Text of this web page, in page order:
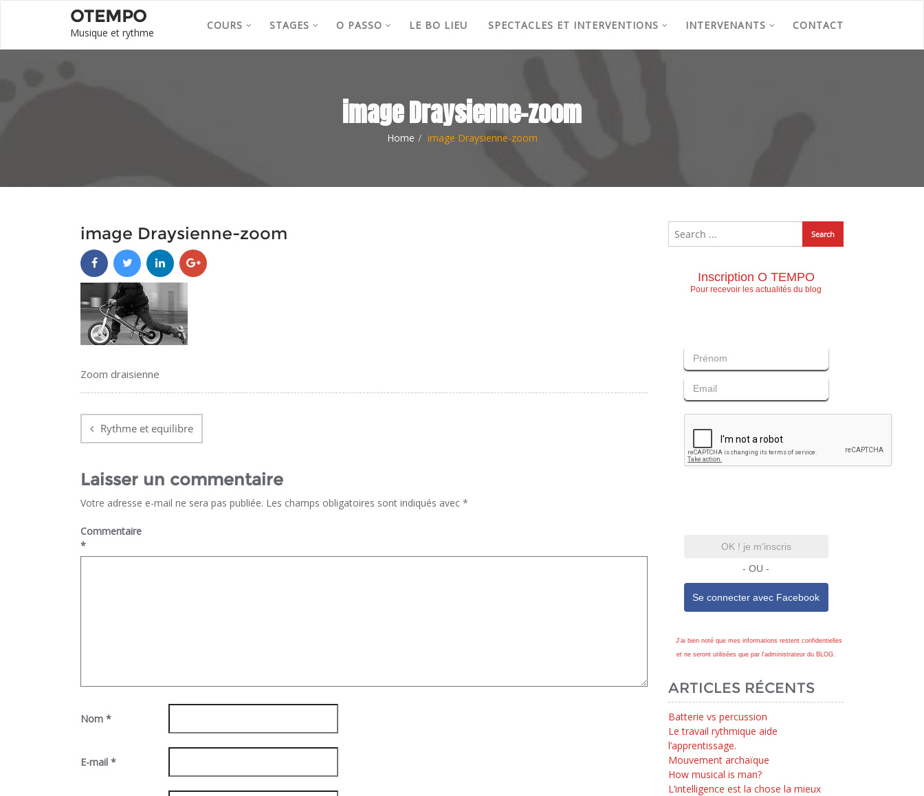
OTEMPO
Musique et rythme
COURS STAGES O PASSO LE BO LIEU SPECTACLES ET INTERVENTIONS INTERVENANTS CONTACT
image Draysienne-zoom
Home image Draysienne-zoom
image Draysienne-zoom
Zoom draisienne
deRythme et equilibre
Laisser un commentaire
Votre adresse e-mail ne sera pas publiée. Les champs obligatoires sont indiqués avec *
Commentaire
*
Nom *
E-mail *
Inscription O TEMPO
Pour recevoir les actualités du blog
OK ! je m'inscris
- OU -
Se connecter avec Facebook
J'ai bien noté que mes informations restent confidentielles
et ne seront utilisées que par l'administrateur du BLOG.
ARTICLES RÉCENTS
Batterie vs percussion
Le travail rythmique aide
l’apprentissage.
Mouvement archaïque
How musical is man?
L’intelligence est la chose la mieux